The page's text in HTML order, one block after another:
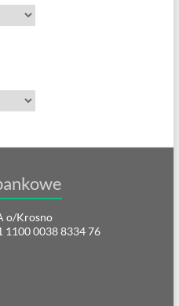
o/Krosno
1100 0038 8334 76